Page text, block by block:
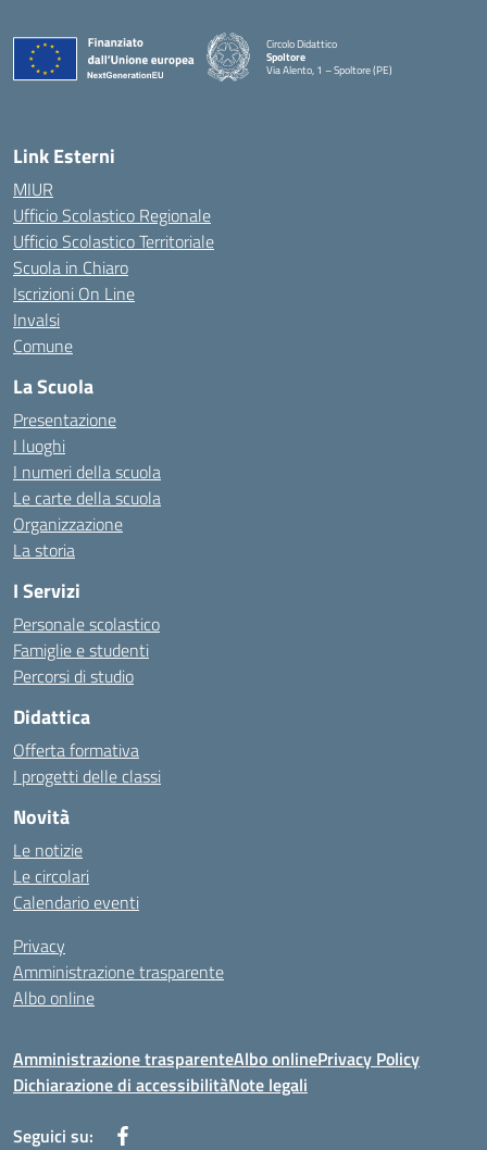
Circolo Didattico
Spoltore
Via Alento, 1 – Spoltore (PE)
— Visita la pagina iniziale della scuola
Link Esterni
MIUR
Ufficio Scolastico Regionale
Ufficio Scolastico Territoriale
Scuola in Chiaro
Iscrizioni On Line
Invalsi
Comune
La Scuola
Presentazione
I luoghi
I numeri della scuola
Le carte della scuola
Organizzazione
La storia
I Servizi
Personale scolastico
Famiglie e studenti
Percorsi di studio
Didattica
Offerta formativa
I progetti delle classi
Novità
Le notizie
Le circolari
Calendario eventi
Privacy
Amministrazione trasparente
Albo online
Amministrazione trasparenteAlbo onlinePrivacy Policy
Dichiarazione di accessibilitàNote legali
Seguici su: